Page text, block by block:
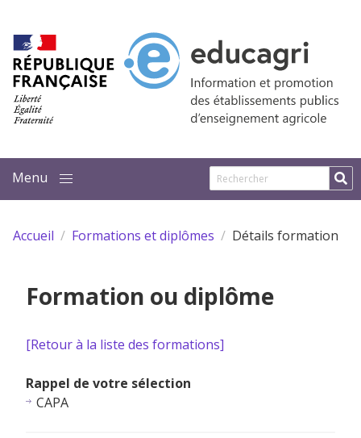
Accueil Formations et diplômes Détails formation
Formation ou diplôme
[Retour à la liste des formations]
Rappel de votre sélection
CAPA